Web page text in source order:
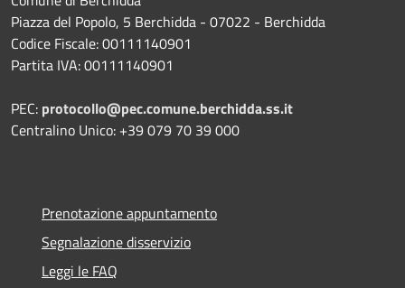
Piazza del Popolo, 5 Berchidda - 07022 - Berchidda
Codice Fiscale: 00111140901
Partita IVA: 00111140901
PEC: protocollo@pec.comune.berchidda.ss.it
Centralino Unico: +39 079 70 39 000
Prenotazione appuntamento
Segnalazione disservizio
Leggi le FAQ